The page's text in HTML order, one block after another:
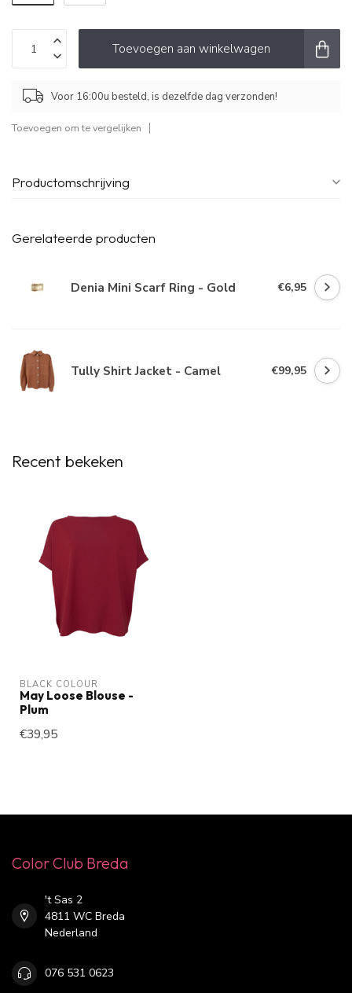
Toevoegen aan winkelwagen
Voor 16:00u besteld, is dezelfde dag verzonden!
Toevoegen om te vergelijken
Productomschrijving
Gerelateerde producten
Denia Mini Scarf Ring - Gold €6,95
Tully Shirt Jacket - Camel €99,95
Recent bekeken
BLACK COLOUR
May Loose Blouse -
Plum
€39,95
Color Club Breda
't Sas 2
4811 WC Breda
Nederland
076 531 0623